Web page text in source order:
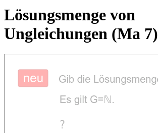
Lösungsmenge von
Ungleichungen (Ma 7)